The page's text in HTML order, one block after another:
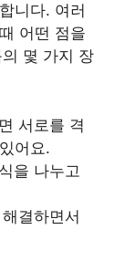
니다. 여러
어떤 점을
몇 가지 장
서로를 격
어요.
을 나누고
결하면서